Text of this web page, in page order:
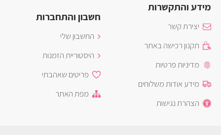
מידע והתקשרות
יצירת קשר
תקנון רכישה באתר
מדיניות פרטיות
מידע אודות משלוחים
הצהרת נגישות
חשבון והתחברות
החשבון שלי
היסטוריית הזמנות
פריטים שאהבתי
מפת האתר